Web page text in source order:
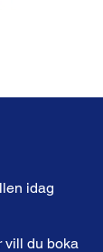
idag
vill du boka